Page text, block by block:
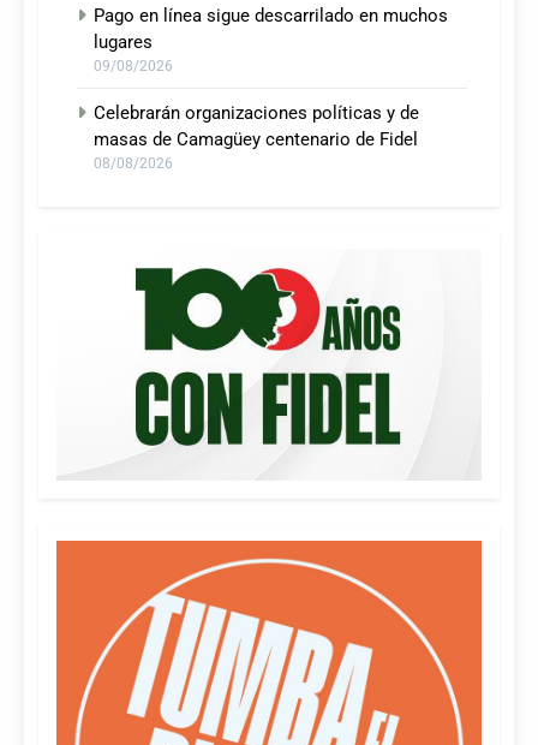
Pago en línea sigue descarrilado en muchos
lugares
09/08/2026
Celebrarán organizaciones políticas y de
masas de Camagüey centenario de Fidel
08/08/2026